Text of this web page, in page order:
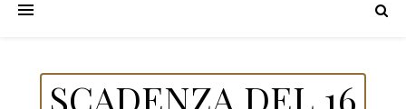
SCADENZA DEL 16